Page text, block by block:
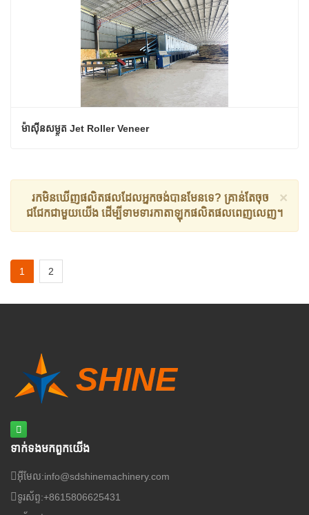
ម៉ាស៊ីនសម្ងួត Jet Roller Veneer
×
រកមិនឃើញផលិតផលដែលអ្នកចង់បានមែនទេ? គ្រាន់តែចុច
ជជែកជាមួយយើង ដើម្បីទាមទារកាតាឡុកផលិតផលពេញលេញ។
1 2
ទាក់ទង​មក​ពួក​យើង
អ៊ីមែល:info@sdshinemachinery.com
ទូរស័ព្ទ:+8615806625431